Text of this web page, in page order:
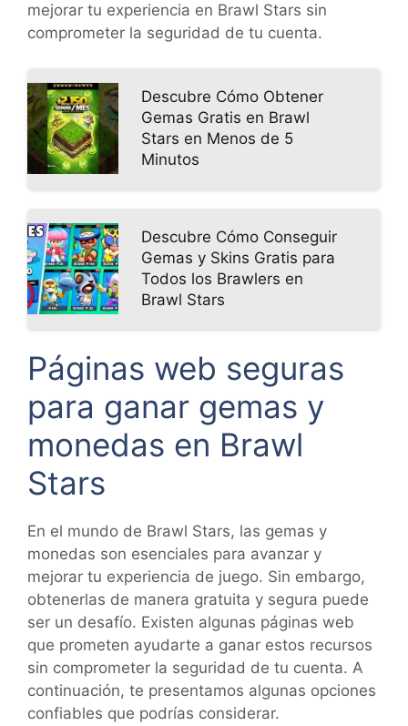
mejorar tu experiencia en Brawl Stars sin
comprometer la seguridad de tu cuenta.
Descubre Cómo Obtener
Gemas Gratis en Brawl
Stars en Menos de 5
Minutos
Descubre Cómo Conseguir
Gemas y Skins Gratis para
Todos los Brawlers en
Brawl Stars
Páginas web seguras
para ganar gemas y
monedas en Brawl
Stars
En el mundo de Brawl Stars, las gemas y
monedas son esenciales para avanzar y
mejorar tu experiencia de juego. Sin embargo,
obtenerlas de manera gratuita y segura puede
ser un desafío. Existen algunas páginas web
que prometen ayudarte a ganar estos recursos
sin comprometer la seguridad de tu cuenta. A
continuación, te presentamos algunas opciones
confiables que podrías considerar.